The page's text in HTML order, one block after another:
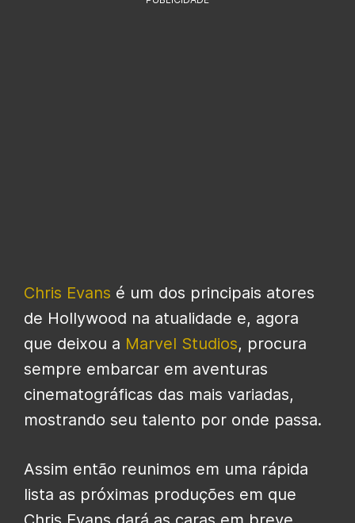
Chris Evans é um dos principais atores
de Hollywood na atualidade e, agora
que deixou a Marvel Studios, procura
sempre embarcar em aventuras
cinematográficas das mais variadas,
mostrando seu talento por onde passa.
Assim então reunimos em uma rápida
lista as próximas produções em que